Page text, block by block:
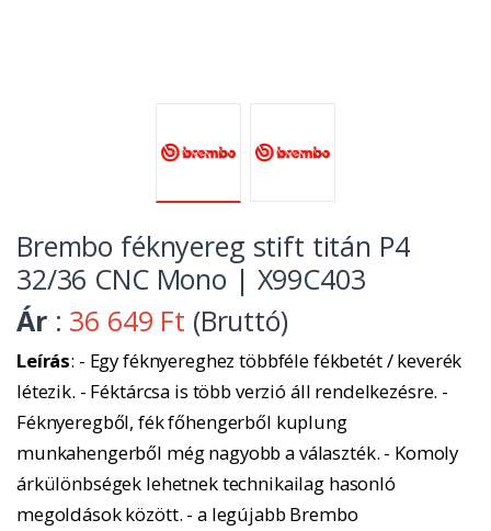
Brembo féknyereg stift titán P4
32/36 CNC Mono | X99C403
Ár : 36 649 Ft (Bruttó)
Leírás: - Egy féknyereghez többféle fékbetét / keverék
létezik. - Féktárcsa is több verzió áll rendelkezésre. -
Féknyeregből, fék főhengerből kuplung
munkahengerből még nagyobb a választék. - Komoly
árkülönbségek lehetnek technikailag hasonló
megoldások között. - a legújabb Brembo